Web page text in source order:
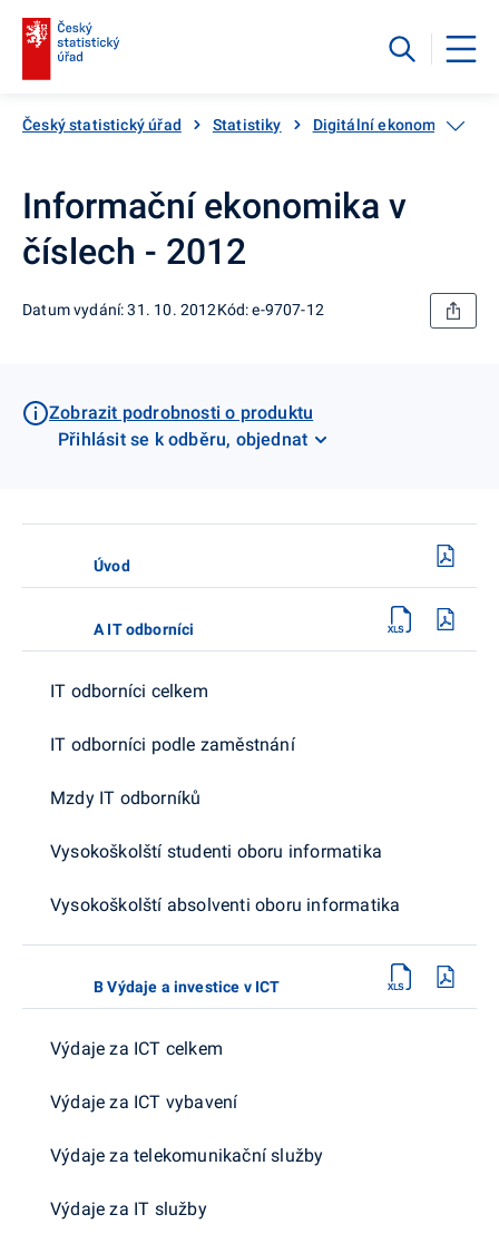
Český statistický úřad Statistiky Digitální ekonomika
Informační ekonomika v
číslech - 2012
Datum vydání: 31. 10. 2012Kód: e-9707-12
Zobrazit podrobnosti o produktu
Přihlásit se k odběru, objednat
Úvod
A IT odborníci
IT odborníci celkem
IT odborníci podle zaměstnání
Mzdy IT odborníků
Vysokoškolští studenti oboru informatika
Vysokoškolští absolventi oboru informatika
B Výdaje a investice v ICT
Výdaje za ICT celkem
Výdaje za ICT vybavení
Výdaje za telekomunikační služby
Výdaje za IT služby